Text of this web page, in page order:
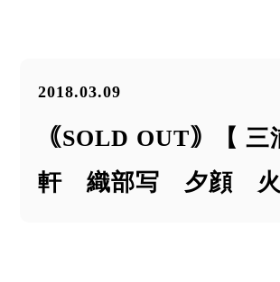
2018.03.09
｟SOLD OUT｠【 三
軒 織部写 夕顔 火